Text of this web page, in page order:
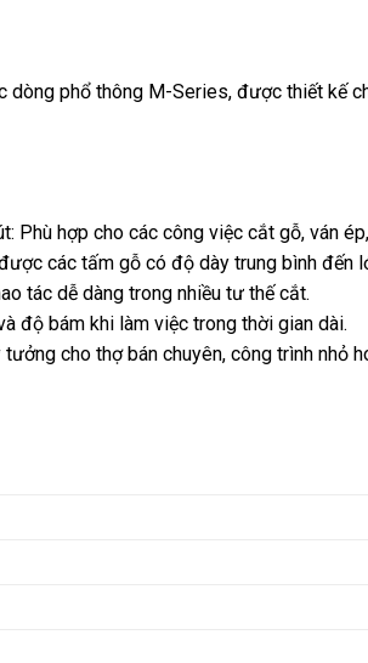
phổ thông M-Series, được thiết kế
hợp cho các công việc cắt gỗ, ván
các tấm gỗ có độ dày trung bình đến
tác dễ dàng trong nhiều tư thế cắt.
độ bám khi làm việc trong thời gian dài.
cho thợ bán chuyên, công trình nhỏ